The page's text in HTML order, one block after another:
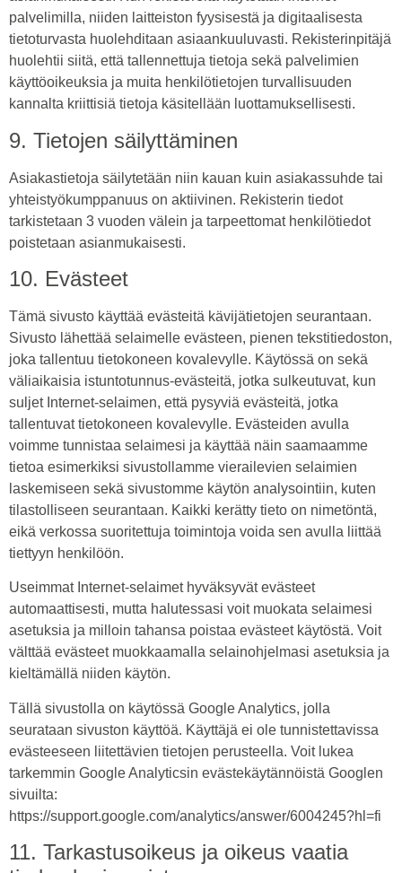
palvelimilla, niiden laitteiston fyysisestä ja digitaalisesta
tietoturvasta huolehditaan asiaankuuluvasti. Rekisterinpitäjä
huolehtii siitä, että tallennettuja tietoja sekä palvelimien
käyttöoikeuksia ja muita henkilötietojen turvallisuuden
kannalta kriittisiä tietoja käsitellään luottamuksellisesti.
9. Tietojen säilyttäminen
Asiakastietoja säilytetään niin kauan kuin asiakassuhde tai
yhteistyökumppanuus on aktiivinen. Rekisterin tiedot
tarkistetaan 3 vuoden välein ja tarpeettomat henkilötiedot
poistetaan asianmukaisesti.
10. Evästeet
Tämä sivusto käyttää evästeitä kävijätietojen seurantaan.
Sivusto lähettää selaimelle evästeen, pienen tekstitiedoston,
joka tallentuu tietokoneen kovalevylle. Käytössä on sekä
väliaikaisia istuntotunnus-evästeitä, jotka sulkeutuvat, kun
suljet Internet-selaimen, että pysyviä evästeitä, jotka
tallentuvat tietokoneen kovalevylle. Evästeiden avulla
voimme tunnistaa selaimesi ja käyttää näin saamaamme
tietoa esimerkiksi sivustollamme vierailevien selaimien
laskemiseen sekä sivustomme käytön analysointiin, kuten
tilastolliseen seurantaan. Kaikki kerätty tieto on nimetöntä,
eikä verkossa suoritettuja toimintoja voida sen avulla liittää
tiettyyn henkilöön.
Useimmat Internet-selaimet hyväksyvät evästeet
automaattisesti, mutta halutessasi voit muokata selaimesi
asetuksia ja milloin tahansa poistaa evästeet käytöstä. Voit
välttää evästeet muokkaamalla selainohjelmasi asetuksia ja
kieltämällä niiden käytön.
Tällä sivustolla on käytössä Google Analytics, jolla
seurataan sivuston käyttöä. Käyttäjä ei ole tunnistettavissa
evästeeseen liitettävien tietojen perusteella. Voit lukea
tarkemmin Google Analyticsin evästekäytännöistä Googlen
sivuilta:
https://support.google.com/analytics/answer/6004245?hl=fi
11. Tarkastusoikeus ja oikeus vaatia